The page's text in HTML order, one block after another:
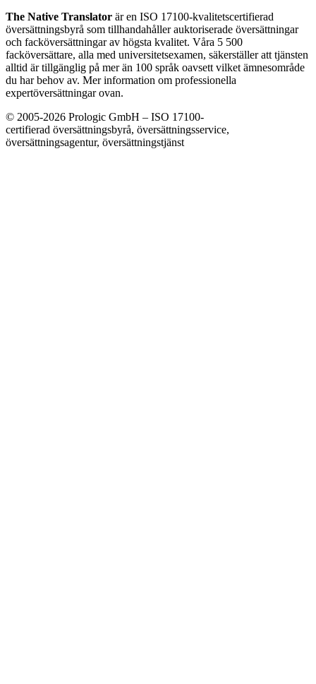
The Native Translator är en ISO 17100-kvalitetscertifierad
översättningsbyrå som tillhandahåller auktoriserade översättningar
och facköversättningar av högsta kvalitet. Våra 5 500
facköversättare, alla med universitetsexamen, säkerställer att tjänsten
alltid är tillgänglig på mer än 100 språk oavsett vilket ämnesområde
du har behov av. Mer information om professionella
expertöversättningar ovan.
© 2005-2026 Prologic GmbH – ISO 17100-
certifierad översättningsbyrå, översättningsservice,
översättningsagentur, översättningstjänst